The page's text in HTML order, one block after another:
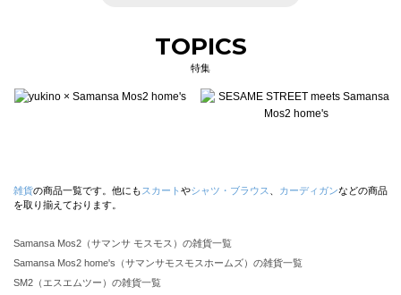
TOPICS
特集
雑貨の商品一覧です。他にも スカート やシャツ・ブラウス カーディガンなどの商品
を取り揃えております。
Samansa Mos2（サマンサ モスモス）の雑貨一覧
Samansa Mos2 home's（サマンサモスモスホームズ）の雑貨一覧
SM2（エスエムツー）の雑貨一覧